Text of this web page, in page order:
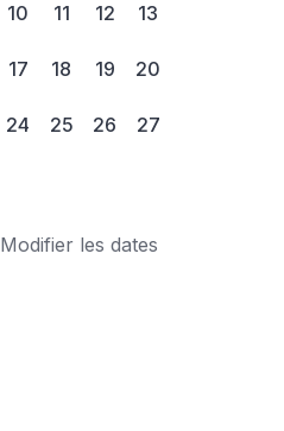
10 11 12 13
17 18 19 20
24 25 26 27
Modifier les dates